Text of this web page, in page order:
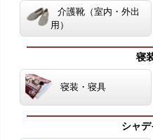
介護靴（室内・外出
用）
寝
寝装・寝具
シャ